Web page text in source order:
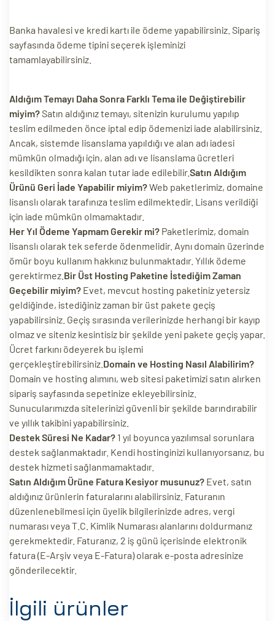
Banka havalesi ve kredi kartı ile ödeme yapabilirsiniz. Sipariş
sayfasında ödeme tipini seçerek işleminizi
tamamlayabilirsiniz.
Aldığım Temayı Daha Sonra Farklı Tema ile Değiştirebilir
miyim?Satın aldığınız temayı, sitenizin kurulumu yapılıp
teslim edilmeden önce iptal edip ödemenizi iade alabilirsiniz.
Ancak, sistemde lisanslama yapıldığı ve alan adı iadesi
mümkün olmadığı için, alan adı ve lisanslama ücretleri
kesildikten sonra kalan tutar iade edilebilir.Satın Aldığım
Ürünü Geri İade Yapabilir miyim?Web paketlerimiz, domaine
lisanslı olarak tarafınıza teslim edilmektedir. Lisans verildiği
için iade mümkün olmamaktadır.
Her Yıl Ödeme Yapmam Gerekir mi? Paketlerimiz, domain
lisanslı olarak tek seferde ödenmelidir. Aynı domain üzerinde
ömür boyu kullanım hakkınız bulunmaktadır. Yıllık ödeme
gerektirmez. Bir Üst Hosting Paketine İstediğim Zaman
Geçebilir miyim? Evet, mevcut hosting paketiniz yetersiz
geldiğinde, istediğiniz zaman bir üst pakete geçiş
yapabilirsiniz. Geçiş sırasında verilerinizde herhangi bir kayıp
olmaz ve siteniz kesintisiz bir şekilde yeni pakete geçiş yapar.
Ücret farkını ödeyerek bu işlemi
gerçekleştirebilirsiniz. Domain ve Hosting Nasıl Alabilirim?
Domain ve hosting alımını, web sitesi paketimizi satın alırken
sipariş sayfasında sepetinize ekleyebilirsiniz.
Sunucularımızda sitelerinizi güvenli bir şekilde barındırabilir
ve yıllık takibini yapabilirsiniz.
Destek Süresi Ne Kadar? 1 yıl boyunca yazılımsal sorunlara
destek sağlanmaktadır. Kendi hostinginizi kullanıyorsanız, bu
destek hizmeti sağlanmamaktadır.
Satın Aldığım Ürüne Fatura Kesiyor musunuz? Evet, satın
aldığınız ürünlerin faturalarını alabilirsiniz. Faturanın
düzenlenebilmesi için üyelik bilgilerinizde adres, vergi
numarası veya T.C. Kimlik Numarası alanlarını doldurmanız
gerekmektedir. Faturanız, 2 iş günü içerisinde elektronik
fatura (E-Arşiv veya E-Fatura) olarak e-posta adresinize
gönderilecektir.
İlgili ürünler